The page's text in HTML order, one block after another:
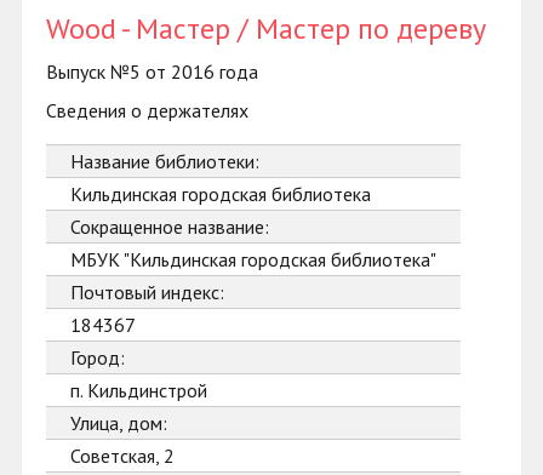
Wood - Мастер / Мастер по дереву
Выпуск №5 от 2016 года
Сведения о держателях
Название библиотеки:
Кильдинская городская библиотека
Сокращенное название:
МБУК "Кильдинская городская библиотека"
Почтовый индекс:
184367
Город:
п. Кильдинстрой
Улица, дом:
Советская, 2